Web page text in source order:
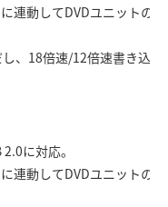
連動してDVDユニットの
、18倍速/12倍速書き込
に対応。
連動してDVDユニットの